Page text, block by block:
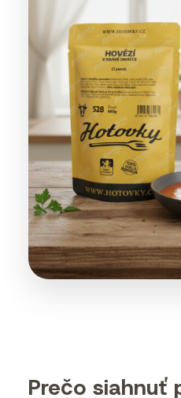
Prečo siahnuť